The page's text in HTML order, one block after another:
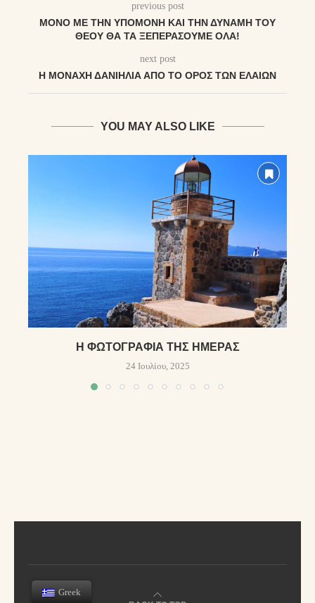
previous post
ΜΌΝΟ ΜΕ ΤΗΝ ΥΠΟΜΟΝΉ ΚΑΙ ΤΗΝ ΔΎΝΑΜΗ ΤΟΥ
ΘΕΟΎ ΘΑ ΤΑ ΞΕΠΕΡΆΣΟΥΜΕ ΌΛΑ!
next post
Η ΜΟΝΑΧΉ ΔΑΝΙΗΛΊΑ ΑΠΌ ΤΟ ΌΡΟΣ ΤΩΝ ΕΛΑΙΏΝ
YOU MAY ALSO LIKE
Η ΦΩΤΟΓΡΑΦΊΑ ΤΗΣ ΗΜΈΡΑΣ
24 Ιουλίου, 2025
Greek